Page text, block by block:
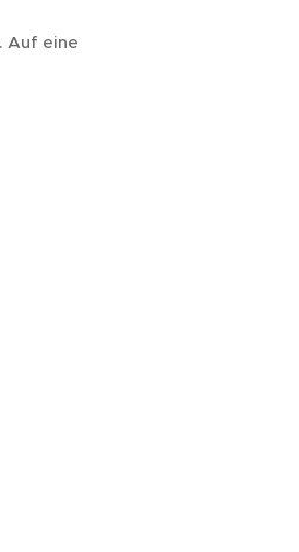
Auf eine